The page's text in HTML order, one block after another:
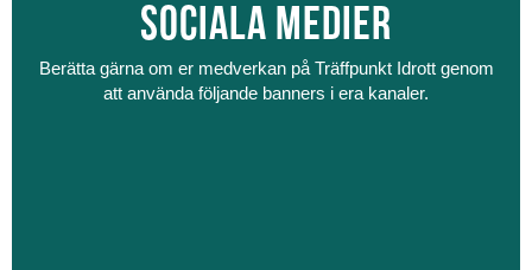
Sociala medier
Berätta gärna om er medverkan på Träffpunkt Idrott genom
att använda följande banners i era kanaler.